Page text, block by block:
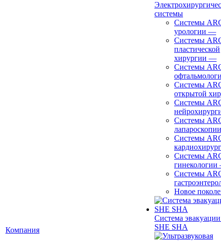
Компания
системы
Системы
урологии —
Системы
пластической
хирургии —
Системы
Системы
открытой
Системы
Системы
лапароскопии
Системы
Системы
гинекологии
Системы
Новое
Система
SHE SHA